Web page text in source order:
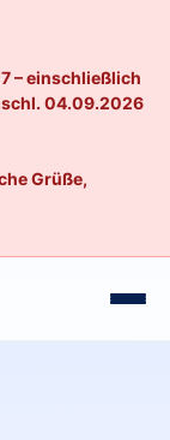
– einschließlich
04.09.2026
Grüße,